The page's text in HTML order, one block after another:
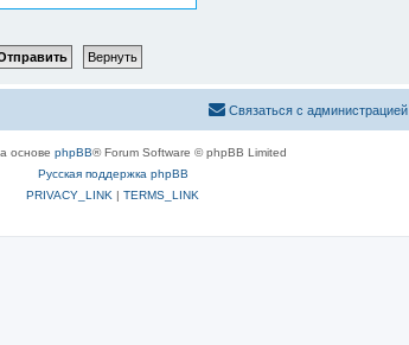
Связаться с администрацией
основе phpBB® Forum Software © phpBB Limited
Русская поддержка phpBB
PRIVACY_LINK | TERMS_LINK